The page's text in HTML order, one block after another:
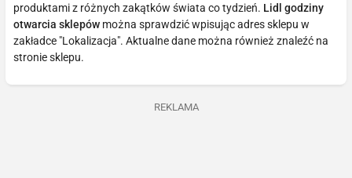
produktami z różnych zakątków świata co tydzień. Lidl godziny
otwarcia sklepów można sprawdzić wpisując adres sklepu w
zakładce "Lokalizacja". Aktualne dane można również znaleźć na
stronie sklepu.
REKLAMA